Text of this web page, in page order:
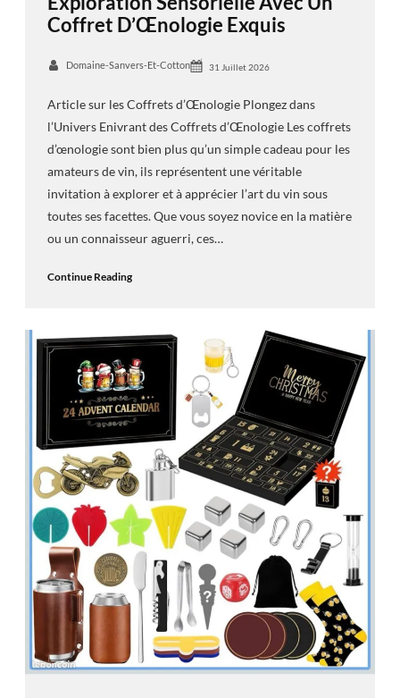
Coffret D’Œnologie Exquis
Domaine-Sanvers-Et-Cotton 31 Juillet 2026
Article sur les Coffrets d’Œnologie Plongez dans
l’Univers Enivrant des Coffrets d’Œnologie Les coffrets
d’œnologie sont bien plus qu’un simple cadeau pour les
amateurs de vin, ils représentent une véritable
invitation à explorer et à apprécier l’art du vin sous
toutes ses facettes. Que vous soyez novice en la matière
ou un connaisseur aguerri, ces…
Continue Reading